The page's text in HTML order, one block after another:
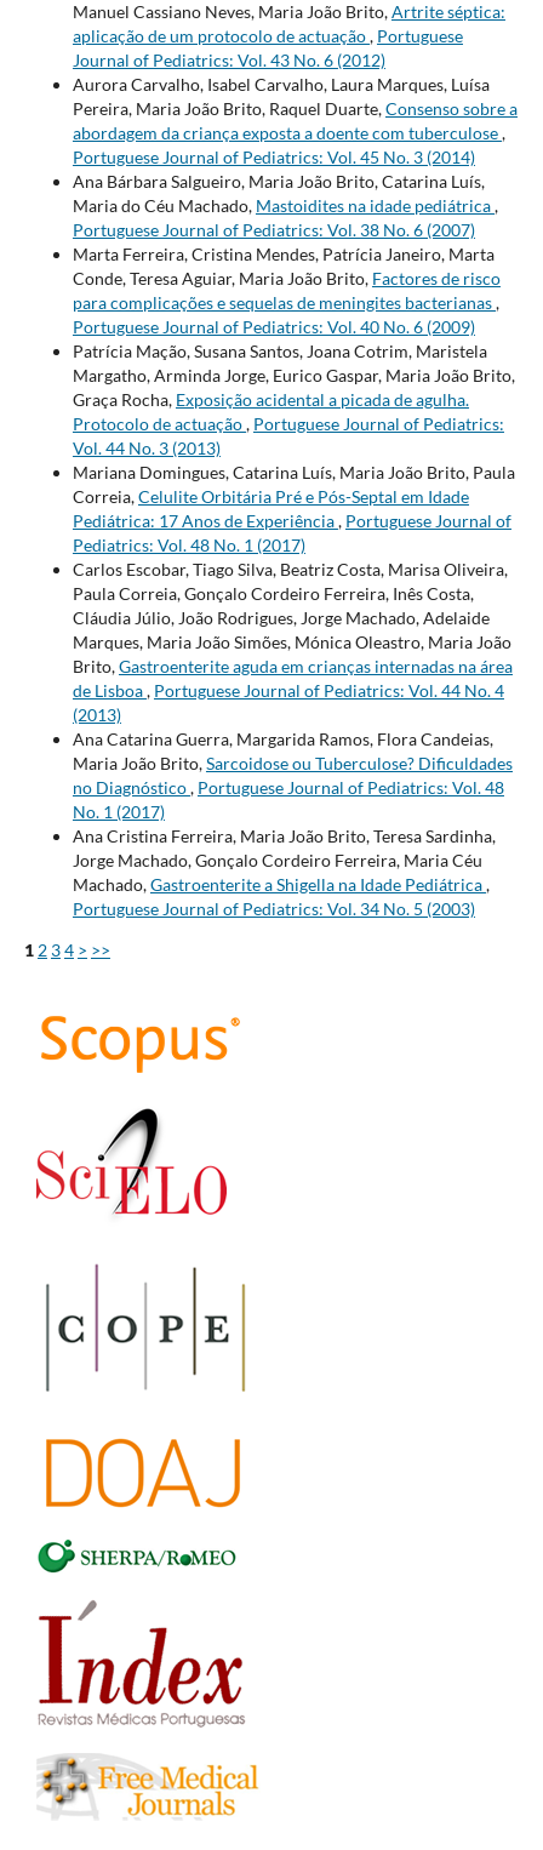
Manuel Cassiano Neves, Maria João Brito,Artrite séptica:
aplicação de um protocolo de actuação, Portuguese
Journal of Pediatrics: Vol. 43 No. 6 (2012)
Aurora Carvalho, Isabel Carvalho, Laura Marques, Luísa
Pereira, Maria João Brito, Raquel Duarte,Consenso sobre a
abordagem da criança exposta a doente com tuberculose,
Portuguese Journal of Pediatrics: Vol. 45 No. 3 (2014)
Ana Bárbara Salgueiro, Maria João Brito, Catarina Luís,
Maria do Céu Machado, Mastoidites na idade pediátrica,
Portuguese Journal of Pediatrics: Vol. 38 No. 6 (2007)
Marta Ferreira, Cristina Mendes, Patrícia Janeiro, Marta
Conde, Teresa Aguiar, Maria João Brito, Factores de risco
para complicações e sequelas de meningites bacterianas,
Portuguese Journal of Pediatrics: Vol. 40 No. 6 (2009)
Patrícia Mação, Susana Santos, Joana Cotrim, Maristela
Margatho, Arminda Jorge, Eurico Gaspar, Maria João Brito,
Graça Rocha, Exposição acidental a picada de agulha.
Protocolo de actuação, Portuguese Journal of Pediatrics:
Vol. 44 No. 3 (2013)
Mariana Domingues, Catarina Luís, Maria João Brito, Paula
Correia,Celulite Orbitária Pré e Pós-Septal em Idade
Pediátrica: 17 Anos de Experiência, Portuguese Journal of
Pediatrics: Vol. 48 No. 1 (2017)
Carlos Escobar, Tiago Silva, Beatriz Costa, Marisa Oliveira,
Paula Correia, Gonçalo Cordeiro Ferreira, Inês Costa,
Cláudia Júlio, João Rodrigues, Jorge Machado, Adelaide
Marques, Maria João Simões, Mónica Oleastro, Maria João
Brito,Gastroenterite aguda em crianças internadas na área
de Lisboa, Portuguese Journal of Pediatrics: Vol. 44 No. 4
(2013)
Ana Catarina Guerra, Margarida Ramos, Flora Candeias,
Maria João Brito,Sarcoidose ou Tuberculose? Dificuldades
no Diagnóstico, Portuguese Journal of Pediatrics: Vol. 48
No. 1 (2017)
Ana Cristina Ferreira, Maria João Brito, Teresa Sardinha,
Jorge Machado, Gonçalo Cordeiro Ferreira, Maria Céu
Machado,Gastroenterite a Shigella na Idade Pediátrica,
Portuguese Journal of Pediatrics: Vol. 34 No. 5 (2003)
1 2 34 > >>